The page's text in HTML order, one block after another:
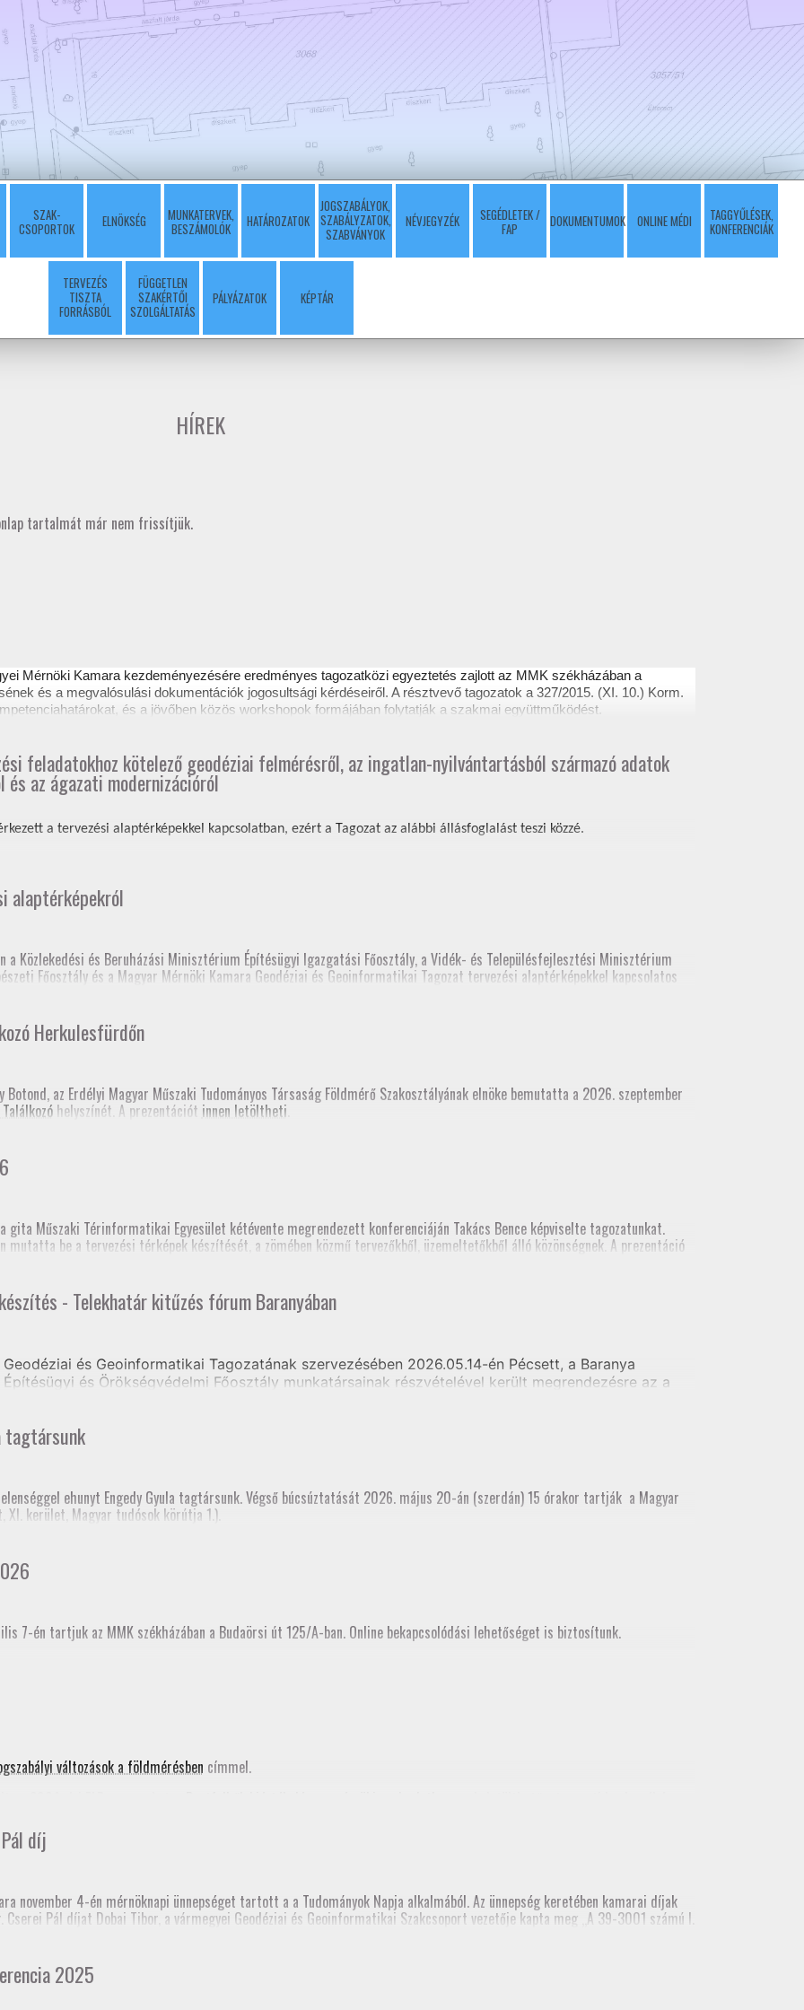
SZAK-
CSOPORTOK
ELNÖKSÉG
MUNKATERVEK,
BESZÁMOLÓK
HATÁROZATOK
JOGSZABÁLYOK,
SZABÁLYZATOK,
SZABVÁNYOK
NÉVJEGYZÉK
SEGÉDLETEK /
FAP
DOKUMENTUMOK ONLINE MÉDI
TAGGYŰLÉSEK,
KONFERENCIÁK
TERVEZÉS
TISZTA
FORRÁSBÓL
FÜGGETLEN
SZAKÉRTŐI
SZOLGÁLTATÁS
PÁLYÁZATOK KÉPTÁR
HÍREK
tartalmát már nem frissítjük.
Mérnöki Kamara kezdeményezésére eredményes tagozatközi egyeztetés zajlott az MMK székházában a
és a megvalósulási dokumentációk jogosultsági kérdéseiről. A résztvevő tagozatok a 327/2015. (XI. 10.) Korm.
és a jövőben közös workshopok formájában folytatják a szakmai együttműködést.
feladatokhoz kötelező geodéziai felmérésről, az ingatlan-nyilvántartásból származó adatok
és az ágazati modernizációról
a tervezési alaptérképekkel kapcsolatban, ezért a Tagozat az alábbi állásfoglalást teszi közzé.
alaptérképekról
a Közlekedési és Beruházási Minisztérium Építésügyi Igazgatási Főosztály, a Vidék- és Településfejlesztési Minisztérium
Főosztály és a Magyar Mérnöki Kamara Geodéziai és Geoinformatikai Tagozat tervezési alaptérképekkel kapcsolatos
elnöksége nagyon sok tájékoztatón és fórumon tartott előadást a tervezési alaptérképekről. A legutolsó előadás
Fórum a szakcsoport szervezésében, szakmagyakorlók, kormányhivatal (építési és földhivatali területről), építész kamara
Fórum a szakcsoport szervezésében, kormányhivatal (építési és földhivatali területről), építész kamara részvételével
Főosztályvezetők Értekezlete (online, mintegy 240 fő földhivatali munkatárs részvételével)
Esztergom
szakmai továbbképzés (teljes megyei földhivatali részvétellel)
Szakfelügyelői Értekezlet (online, mintegy 70 fő részvételével)
Herkulesfürdőn
az Erdélyi Magyar Műszaki Tudományos Társaság Földmérő Szakosztályának elnöke bemutatta a 2026. szeptember
helyszínét. A prezentációt innen letöltheti
gita Műszaki Térinformatikai Egyesület kétévente megrendezett konferenciáján Takács Bence képviselte tagozatunkat.
mutatta be a tervezési térképek készítését, a zömében közmű tervezőkből, üzemeltetőkből álló közönségnek. A prezentáció
volt, hogy a jelenlegi tagozati elnök mellett három korábbi elnök is részt vett.
- Telekhatár kitűzés fórum Baranyában
és Geoinformatikai Tagozatának szervezésében 2026.05.14-én Pécsett, a Baranya
és Örökségvédelmi Főosztály munkatársainak részvételével került megrendezésre az a
tagtársunk
ehunyt Engedy Gyula tagtársunk. Végső búcsúztatását 2026. május 20-án (szerdán) 15 órakor tartják a Magyar
XI. kerület, Magyar tudósok körútja 1.).
7-én tartjuk az MMK székházában a Budaörsi út 125/A-ban. Online bekapcsolódási lehetőséget is biztosítunk.
változások a földmérésben címmel.
díj
november 4-én mérnöknapi ünnepséget tartott a a Tudományok Napja alkalmából. Az ünnepség keretében kamarai díjak
Pál díjat Dobai Tibor, a vármegyei Geodéziai és Geoinformatikai Szakcsoport vezetője kapta meg „A 39-3001 számú I.
Kamara korábbi elnöke, akinek emlékére alapították a díjat.
2025